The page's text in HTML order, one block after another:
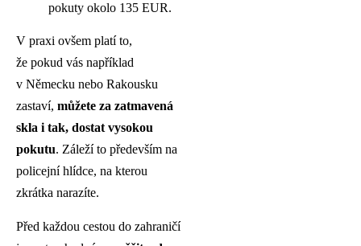
pokuty okolo 135 EUR.
V praxi ovšem platí to,
že pokud vás například
v Německu nebo Rakousku
zastaví, můžete za zatmavená
skla i tak, dostat vysokou
pokutu. Záleží to především na
policejní hlídce, na kterou
zkrátka narazíte.
Před každou cestou do zahraničí